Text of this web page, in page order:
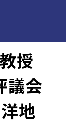
授
議会
洋地